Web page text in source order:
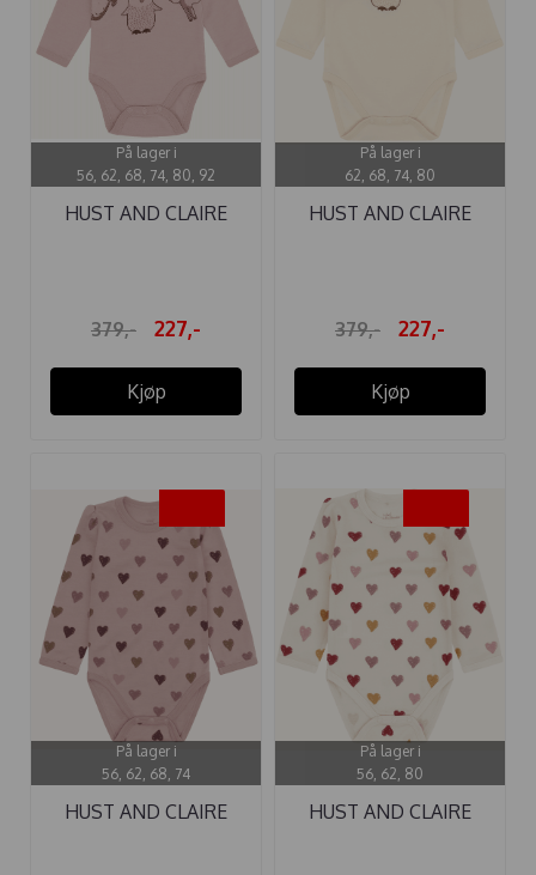
På lager i
56, 62, 68, 74, 80, 92
HUST AND CLAIRE
379,- 227,-
Kjøp
På lager i
62, 68, 74, 80
HUST AND CLAIRE
379,- 227,-
Kjøp
På lager i
56, 62, 68, 74
HUST AND CLAIRE
På lager i
56, 62, 80
HUST AND CLAIRE